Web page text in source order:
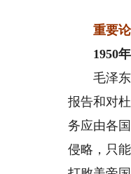
重要论
1950
毛泽东主
报告和对
务应由各
侵略，只